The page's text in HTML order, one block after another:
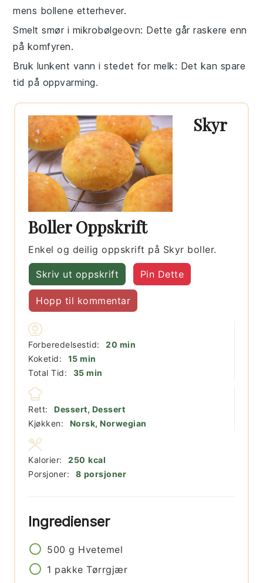
mens bollene etterhever.
Smelt smør i mikrobølgeovn: Dette går raskere enn
på komfyren.
Bruk lunkent vann i stedet for melk: Det kan spare
tid på oppvarming.
Skyr
Boller Oppskrift
Enkel og deilig oppskrift på Skyr boller.
Skriv ut oppskrift Pin Dette
Hopp til kommentar
Forberedelsestid: 20 minutter
min
Koketid:
15minutter
min
Total Tid:
35minutter
min
Rett:
Dessert, Dessert
Kjøkken:
Norsk, Norwegian
Porsjoner: 8 porsjoner
Kalorier: 250 kcal
Ingredienser
500 g Hvetemel
1 pakke Tørrgjær